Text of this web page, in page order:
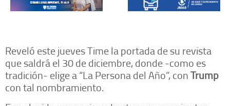
Reveló este jueves Time la portada de su revista
que saldrá el 30 de diciembre, donde -como es
tradición- elige a “La Persona del Año”, conTrump
con tal nombramiento.